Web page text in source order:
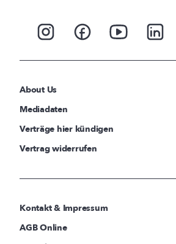
About Us
Mediadaten
Verträge hier kündigen
Vertrag widerrufen
Kontakt & Impressum
AGB Online